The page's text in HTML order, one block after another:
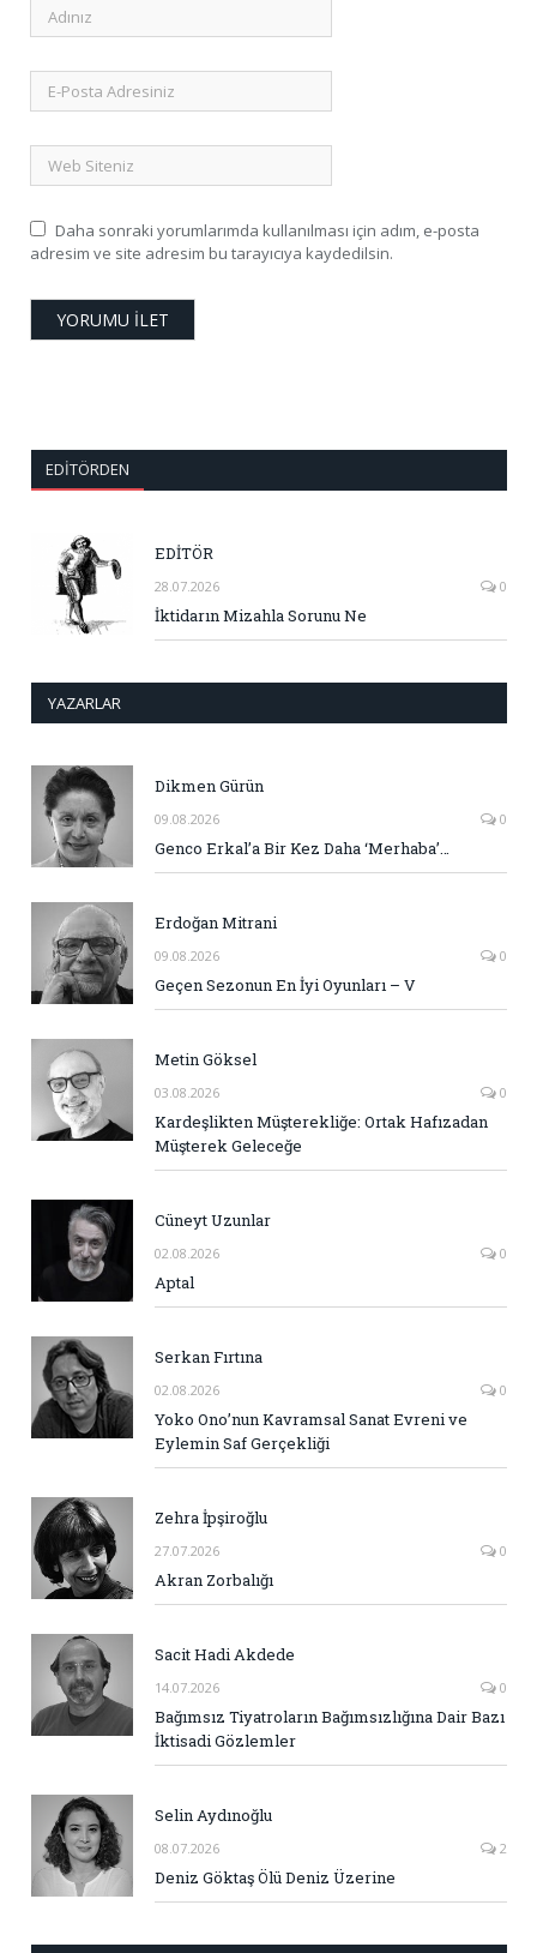
Daha sonraki yorumlarımda kullanılması için adım, e-posta
adresim ve site adresim bu tarayıcıya kaydedilsin.
EDITÖRDEN
EDİTÖR
28.07.2026 0
İktidarın Mizahla Sorunu Ne
YAZARLAR
Dikmen Gürün
09.08.2026 0
Genco Erkal’a Bir Kez Daha ‘Merhaba’…
Erdoğan Mitrani
09.08.2026 0
Geçen Sezonun En İyi Oyunları – V
Metin Göksel
03.08.2026 0
Kardeşlikten Müşterekliğe: Ortak Hafızadan
Müşterek Geleceğe
Cüneyt Uzunlar
02.08.2026 0
Aptal
Serkan Fırtına
02.08.2026 0
Yoko Ono’nun Kavramsal Sanat Evreni ve
Eylemin Saf Gerçekliği
Zehra İpşiroğlu
27.07.2026 0
Akran Zorbalığı
Sacit Hadi Akdede
14.07.2026 0
Bağımsız Tiyatroların Bağımsızlığına Dair Bazı
İktisadi Gözlemler
Selin Aydınoğlu
08.07.2026 2
Deniz Göktaş Ölü Deniz Üzerine